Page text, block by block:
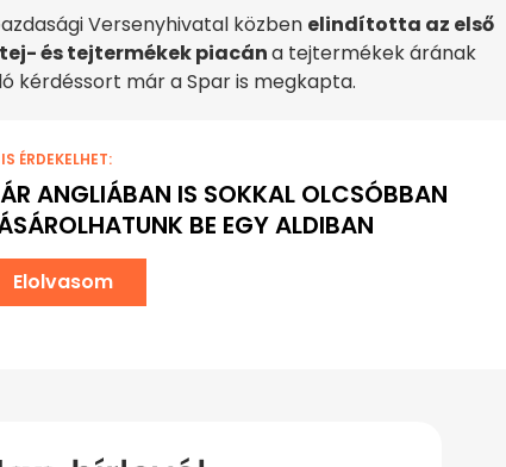
Versenyhivatal közben elindította az első
és tejtermékek piacána tejtermékek árának
kérdéssort már a Spar is megkapta.
ÉRDEKELHET:
ANGLIÁBAN IS SOKKAL OLCSÓBBAN
BE EGY ALDIBAN
Elolvasom